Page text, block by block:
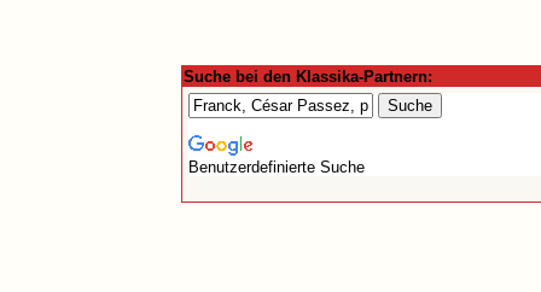
Suche bei den Klassika-Partnern:
Benutzerdefinierte Suche